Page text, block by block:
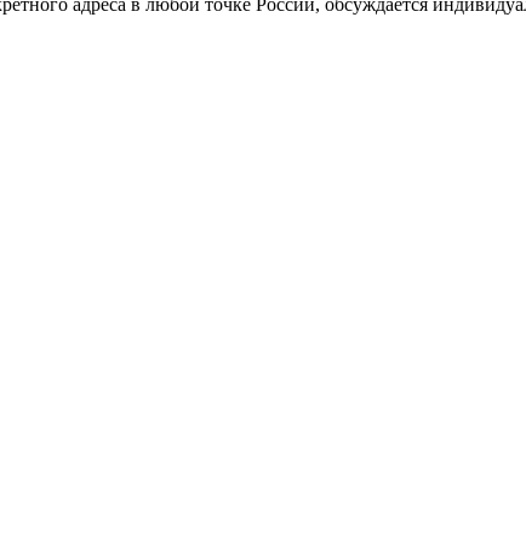
адреса в любой точке России, обсуждается